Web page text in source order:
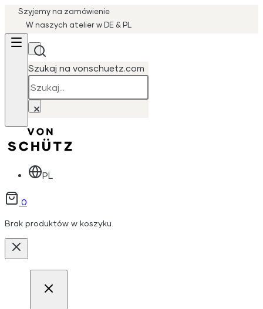
Szyjemy na zamówienie
W naszych atelier w DE & PL
Szukaj na vonschuetz.com
×
PL
0
Brak produktów w koszyku.